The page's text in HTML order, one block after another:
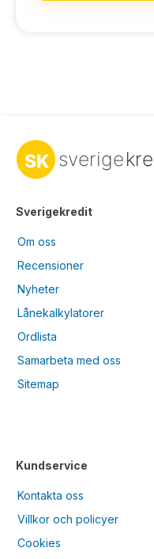
Sverigekredit
Om oss
Recensioner
Nyheter
Lånekalkylatorer
Ordlista
Samarbeta med oss
Sitemap
Kundservice
Kontakta oss
Villkor och policyer
Cookies